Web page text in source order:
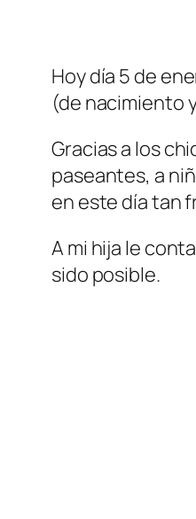
Hoy día 5 de
(de nacimiento
Gracias a los
paseantes, a
en este día tan
A mi hija le
sido posible.